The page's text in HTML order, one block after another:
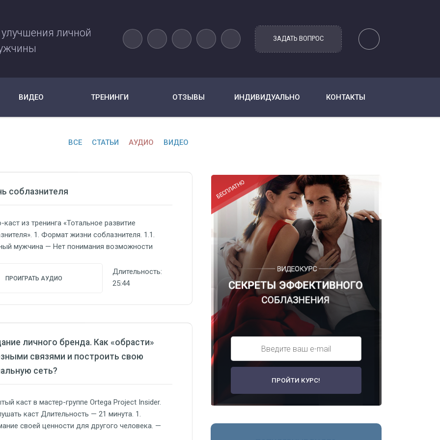
личной
ВИДЕО ТРЕНИНГИ ОТЗЫВЫ ИНДИВИДУАЛЬНО КОНТАКТЫ
ВСЕ СТАТЬИ АУДИО ВИДЕО
соблазнителя
из тренинга «Тотальное развитие
1. Формат жизни соблазнителя. 1.1.
мужчина — Нет понимания возможности
время на соблазнение. — Общение в
спокойных начальных ситуациях (общая
— Низкие стандарты. Довольствуется тем,
ПРОИГРАТЬ АУДИО
Длительность:
25:44
личного бренда. Как «обрасти»
связями и построить свою
сеть?
каст в мастер-группе Ortega Project Insider.
каст Длительность — 21 минута. 1.
своей ценности для другого человека. —